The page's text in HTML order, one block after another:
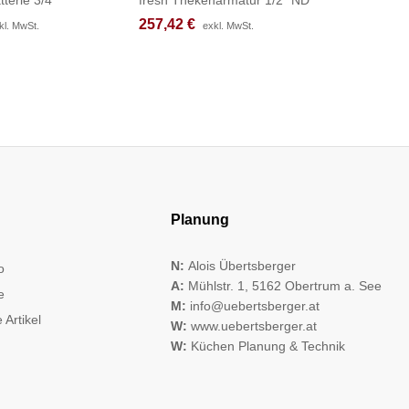
MwSt.
MwSt. 257,42 € exkl. MwSt.
257,42 € exkl. MwSt.
Artikel
Planung
N: Alois Übertsberger
A: Mühlstr. 1, 5162 Obertrum a. See
M: info@uebertsberger.at
W: www.uebertsberger.at
W: Küchen Planung & Technik